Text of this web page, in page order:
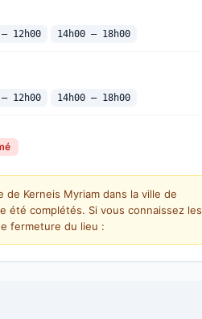
12h00 14h00 — 18h00
12h00 14h00 — 18h00
de Kerneis Myriam dans la ville de
été complétés. Si vous connaissez les
fermeture du lieu :